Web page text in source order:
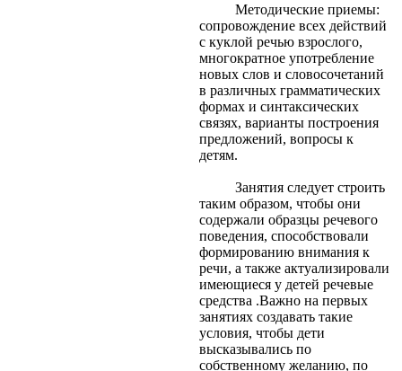
Методические приемы:
сопровождение всех действий
с куклой речью взрослого,
многократное употребление
новых слов и словосочетаний
в различных грамматических
формах и синтаксических
связях, варианты построения
предложений, вопросы к
детям.
Занятия следует строить
таким образом, чтобы они
содержали образцы речевого
поведения, способствовали
формированию внимания к
речи, а также актуализировали
имеющиеся у детей речевые
средства .Важно на первых
занятиях создавать такие
условия, чтобы дети
высказывались по
собственному желанию, по